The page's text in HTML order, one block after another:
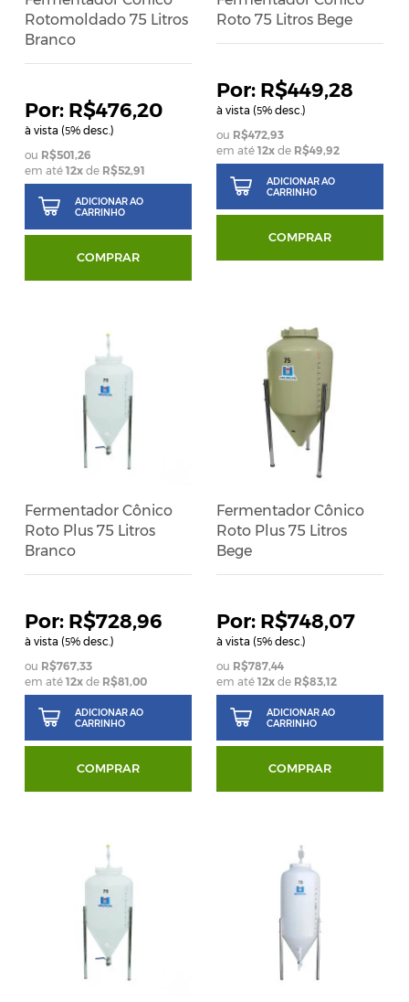
Rotomoldado 75 Litros
Branco
R$476,20
à vista (5% desc.)
R$501,26
em até12x de R$52,91
ADICIONAR AO
CARRINHO
COMPRAR
Roto 75 Litros Bege
R$449,28
à vista (5% desc.)
R$472,93
em até 12xde R$49,92
ADICIONAR AO
CARRINHO
COMPRAR
Fermentador Cônico
Roto Plus 75 Litros
Branco
R$728,96
à vista (5% desc.)
R$767,33
em até12x de R$81,00
ADICIONAR AO
CARRINHO
COMPRAR
Fermentador Cônico
Roto Plus 75 Litros
Bege
R$748,07
à vista (5% desc.)
R$787,44
em até 12xde R$83,12
ADICIONAR AO
CARRINHO
COMPRAR